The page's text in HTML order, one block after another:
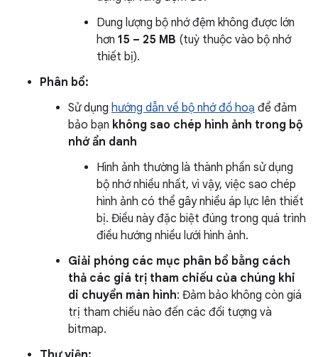
Dung lượng bộ nhớ đệm không được lớn
hơn 15 – 25 MB (tuỳ thuộc vào bộ nhớ
thiết bị).
Phân bổ:
Sử dụng hướng dẫn về bộ nhớ đồ hoạ để đảm
bảo bạn không sao chép hình ảnh trong bộ
nhớ ẩn danh
Hình ảnh thường là thành phần sử dụng
bộ nhớ nhiều nhất, vì vậy, việc sao chép
hình ảnh có thể gây nhiều áp lực lên thiết
bị. Điều này đặc biệt đúng trong quá trình
điều hướng nhiều lưới hình ảnh.
Giải phóng các mục phân bổ bằng cách
thả các giá trị tham chiếu của chúng khi
di chuyển màn hình: Đảm bảo không còn giá
trị tham chiếu nào đến các đối tượng và
bitmap.